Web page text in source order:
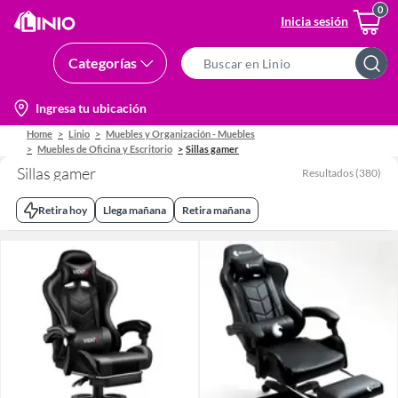
Inicia sesión
Categorías
Bar
location-
icon
Ingresa tu ubicación
Home Linio
Muebles y Organización - Muebles
Muebles de Oficina y Escritorio
Sillas gamer
Sillas gamer Resultados (380)
Retira hoy Llega mañana Retira mañana